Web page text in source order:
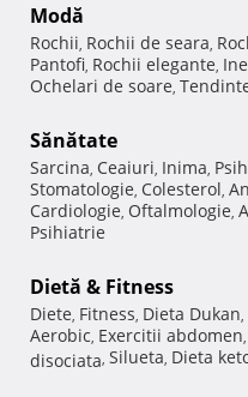
Modă
Rochii, Rochii de seara,
Pantofi, Rochii elegante,
Ochelari de soare,
Sănătate
Sarcina, Ceaiuri, Inima,
Stomatologie, Colesterol,
Cardiologie, Oftalmologie,
Psihiatrie
Dietă & Fitness
Diete, Fitness, Dieta Dukan,
Aerobic, Exercitii abdomen,
disociata, Silueta, Dieta